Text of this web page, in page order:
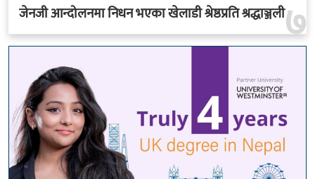
७
जेनजी आन्दोलनमा निधन भएका खेलाडी श्रेष्ठप्रति श्रद्धाञ्जली